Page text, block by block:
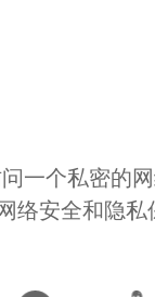
一个私密的
安全和隐私